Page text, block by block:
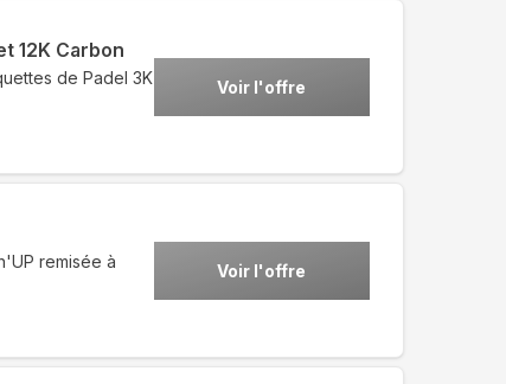
12K Carbon
de Padel 3K
Voir l'offre
remisée à
Voir l'offre